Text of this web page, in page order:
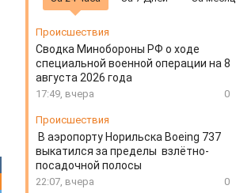
Происшествия
Сводка Минобороны РФ о ходе
специальной военной операции на 8
августа 2026 года
17:49, вчера 0
Происшествия
В аэропорту Норильска Boeing 737
выкатился за пределы взлётно-
посадочной полосы
22:07, вчера 0